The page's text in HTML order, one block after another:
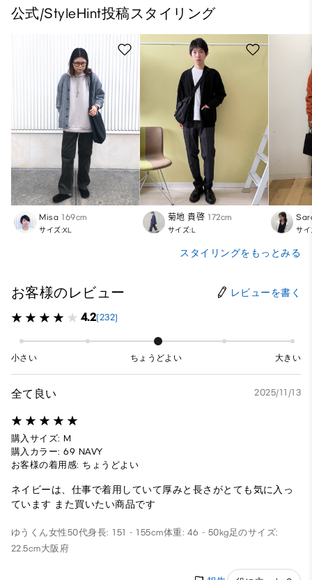
公式/StyleHint投稿スタイリング
Misa 169cm
サイズ:XL
菊地 貴啓 172cm
サイズ:L サ
スタイリングをもっとみる
お客様のレビュー レビューを書く
4.2(232)
小さい ちょうどよい 大きい
全て良い 2025/11/13
購入サイズ: M
購入カラー: 69 NAVY
お客様の着用感: ちょうどよい
ネイビーは、仕事で着用していて厚みと長さがとても気に入っ
ています また買いたい商品です
ゆうくん女性50代身長: 151 - 155cm体重: 46 - 50kg足のサイズ:
22.5cm大阪府